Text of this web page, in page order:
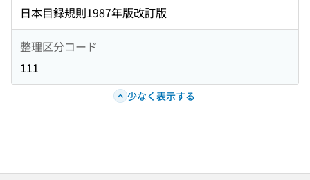
日本目録規則1987年版改訂版
整理区分コード
111
少なく表示する